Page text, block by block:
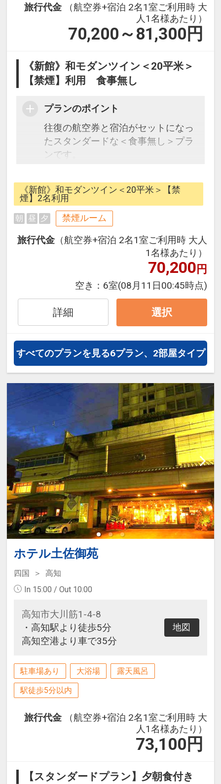
旅行代金
（航空券+宿泊 2名1室ご利用時 大
人1名様あたり）
70,200～81,300 円
《新館》和モダンツイン＜20平米＞
【禁煙】利用 食事無し
プランのポイント
往復の航空券と宿泊がセットになっ
たスタンダードな＜食事無し＞プラ
ンです。
できるダイナミックパッケージだか
ら、一都市滞在はもちろん周遊旅行
にも最適！
旅行期間中の1泊だけの宿泊や延
泊・飛び泊なども自由自在です。
フライトは、安心のJAL（または
JALグループ）確約！フライトマイ
オプションでレンタカーや現地交
通・体験プランなどの追加（同時予
約）が可能なプランもございます。
《新館》和モダンツイン＜20平米＞【禁
煙】2名利用
朝 昼 夕 禁煙ルーム
旅行代金 （航空券+宿泊 2名1室ご利用時 大人
1名様あたり）
70,200円
空き： 6室(08月11日00:45時点)
詳細 選択
すべてのプランを見る6プラン、2部屋タイプ
ホテル土佐御苑
四国
高知
In 15:00 / Out 10:00
高知市大川筋1-4-8
・高知駅より徒歩5分
高知空港より車で35分
地図
駐車場あり 大浴場 露天風呂
駅徒歩5分以内
旅行代金
（航空券+宿泊 2名1室ご利用時 大
人1名様あたり）
73,100 円
【スタンダードプラン】夕朝食付き